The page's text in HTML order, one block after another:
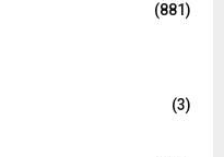
(881)
(3)